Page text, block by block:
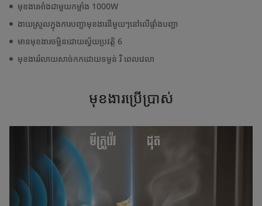
មុខងារអាំងជាមួយកម្លាំង 1000W
ងាយស្រួលក្នុងការបញ្ជាមុខងារនីមួយៗនៅលើផ្ទាំងបញ្ជា
មានមុខងារចម្អិនដោយស្វ័យប្រវត្តិ 6
មុខងាររំលាយសាច់កកដោយទម្ងន់ រឺ ពេលវេលា
មុខងារប្រើប្រាស់